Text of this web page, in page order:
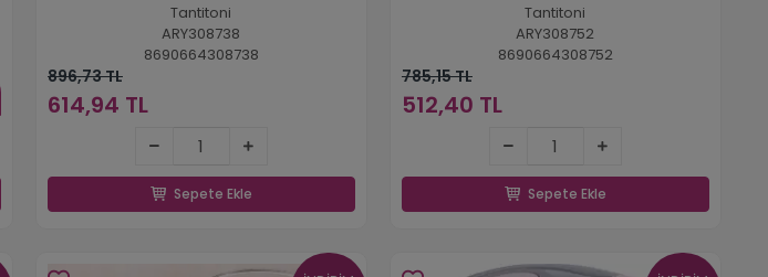
Tantitoni
ARY308738
8690664308738
896,73 TL
614,94 TL
Sepete Ekle
Tantitoni
ARY308752
8690664308752
785,15 TL
512,40 TL
Sepete Ekle